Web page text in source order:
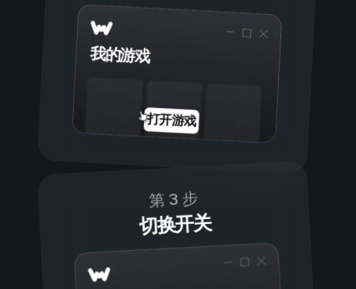
我的游戏
打开游戏
第 3 步
切换开关